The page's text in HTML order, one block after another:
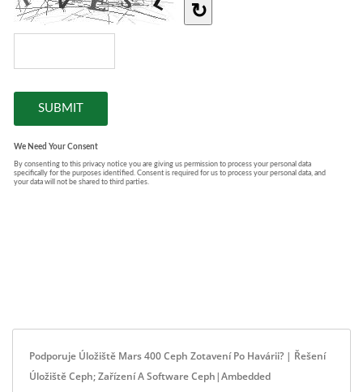
Podporuje Úložiště Mars 400 Ceph Zotavení Po Havárii? | Řešení
Úložiště Ceph; Zařízení A Software Ceph|Ambedded